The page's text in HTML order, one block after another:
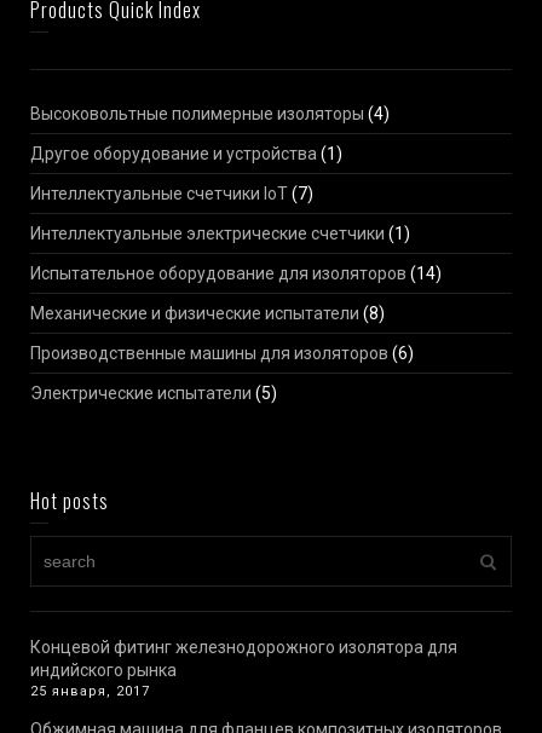
Products Quick Index
Высоковольтные полимерные изоляторы (4)
Другое оборудование и устройства (1)
Интеллектуальные счетчики IoT(7)
Интеллектуальные электрические счетчики (1)
Испытательное оборудование для изоляторов (14)
Механические и физические испытатели (8)
Производственные машины для изоляторов (6)
Электрические испытатели (5)
Hot posts
Концевой фитинг железнодорожного изолятора для
индийского рынка
25 января, 2017